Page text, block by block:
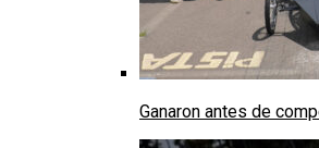
Ganaron antes de